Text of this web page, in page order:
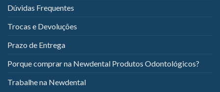
Dúvidas Frequentes
Trocas e Devoluções
Prazo de Entrega
Porque comprar na Newdental Produtos Odontológicos?
Trabalhe na Newdental